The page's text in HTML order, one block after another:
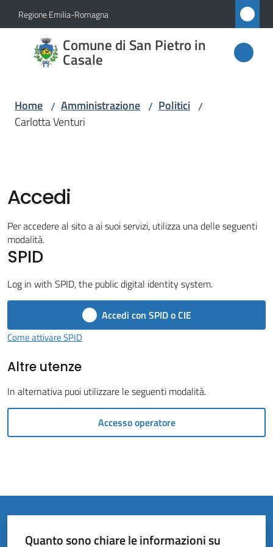
Vai al contenuto
Vai alla navigazione
Vai al footer
Regione Emilia-Romagna
Comune di San Pietro in
Casale
Comune
di San
Casale
Menu selezionato
Novità
Servizi
il
Amministrazione
Trasparente
Tutti
Home / Amministrazione / Politici /
Carlotta Venturi
Accedi
Per accedere al sito a ai suoi servizi, utilizza una delle seguenti
modalità.
SPID
Log in with SPID, the public digital identity system.
Accedi con SPID o CIE
Come attivare SPID
Altre utenze
In alternativa puoi utilizzare le seguenti modalità.
Accesso operatore
Quanto sono chiare le informazioni su